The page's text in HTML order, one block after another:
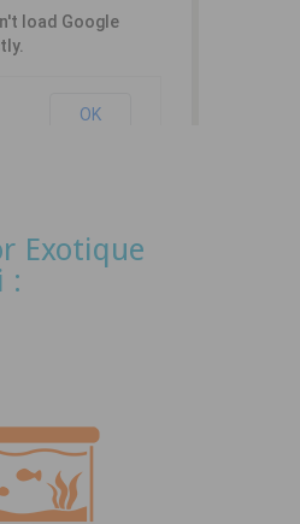
load Google
OK
Exotique
: